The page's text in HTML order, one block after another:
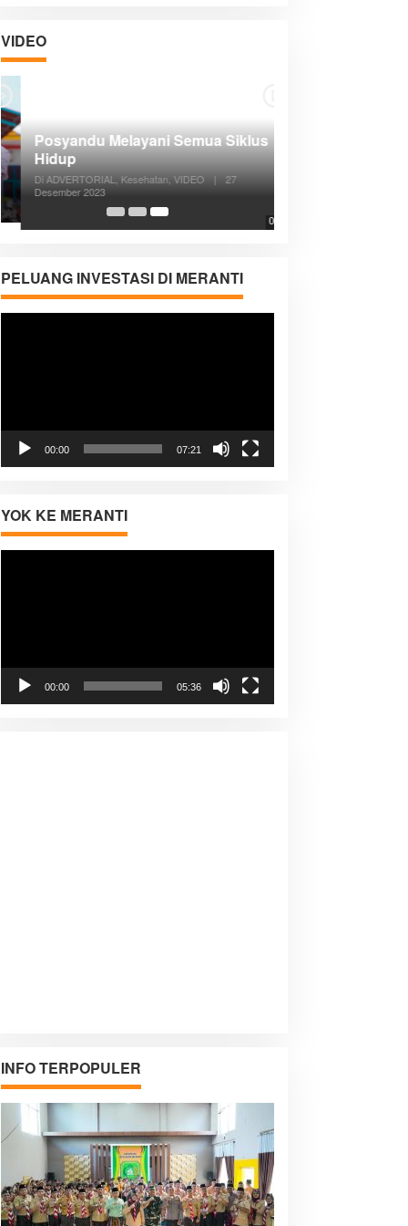
VIDEO
05:08
Posyandu Melayani Semua Siklus
Hidup
Di ADVERTORIAL, Kesehatan, VIDEO |
27
Desember 2023
PELUANG INVESTASI DI MERANTI
00:00 07:21
YOK KE MERANTI
00:00 05:36
INFO TERPOPULER